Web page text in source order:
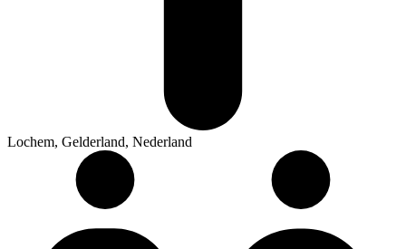
Lochem, Gelderland, Nederland